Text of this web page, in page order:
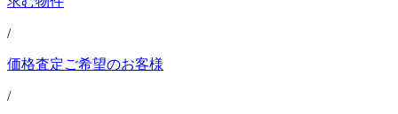
/
価格査定ご希望のお客様
/